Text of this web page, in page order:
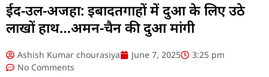
ईद-उल-अजहा: इबादतगाहों में दुआ के लिए उठे
लाखों हाथ…अमन-चैन की दुआ मांगी
Ashish Kumar chourasiya June 7, 2025
3:25 pm
No Comments